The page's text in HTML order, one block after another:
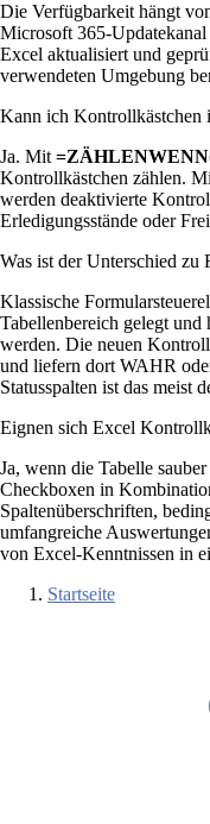
Die Verfügbarkeit hängt
Microsoft 365-
Excel aktualisiert und
verwendeten Umgebung
Kann ich Kontrollkästchen
Ja. Mit
Kontrollkästchen zählen.
werden deaktivierte
Erledigungsstände oder
Was ist der Unterschied zu
Klassische
Tabellenbereich gelegt
werden. Die neuen
und liefern dort WAHR
Statusspalten ist das meist
Eignen sich Excel
Ja, wenn die Tabelle
Checkboxen in
Spaltenüberschriften,
umfangreiche
von Excel-Kenntnissen in
Startseite